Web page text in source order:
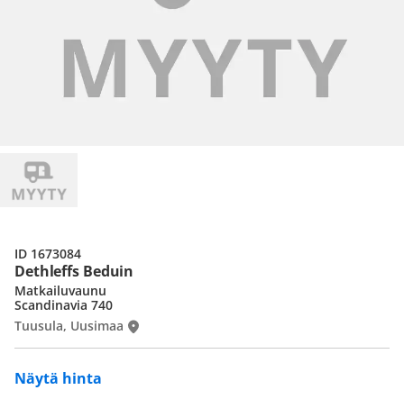
Dethleffs Beduin
Näytä hinta
Matkailuvaunu
Scandinavia 740
Tuusula, Uusimaa
ID 1673084